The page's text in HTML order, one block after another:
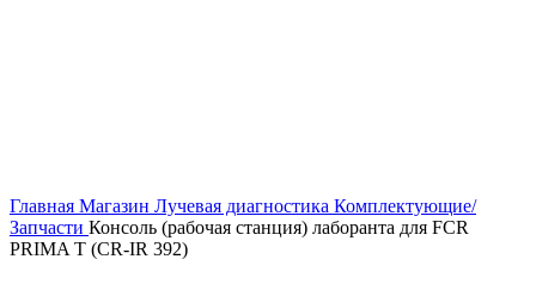
Главная Магазин Лучевая диагностика Комплектующие/
Запчасти Консоль (рабочая станция) лаборанта для FCR
PRIMA T (CR-IR 392)